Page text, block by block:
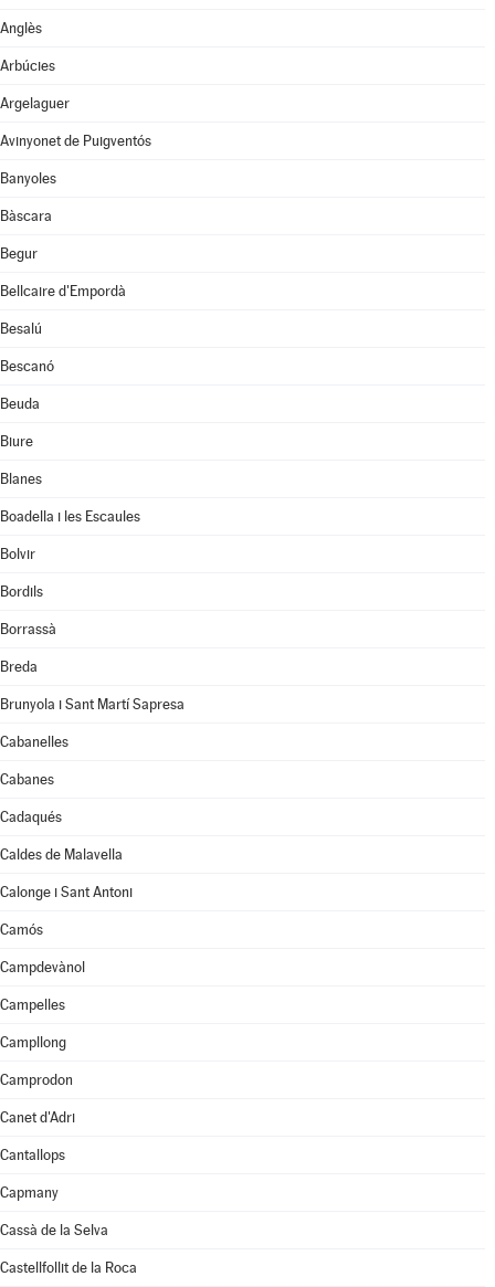
Anglès
Arbúcies
Argelaguer
Avinyonet de Puigventós
Banyoles
Bàscara
Begur
Bellcaire d'Empordà
Besalú
Bescanó
Beuda
Biure
Blanes
Boadella i les Escaules
Bolvir
Bordils
Borrassà
Breda
Brunyola i Sant Martí Sapresa
Cabanelles
Cabanes
Cadaqués
Caldes de Malavella
Calonge i Sant Antoni
Camós
Campdevànol
Campelles
Campllong
Camprodon
Canet d'Adri
Cantallops
Capmany
Cassà de la Selva
Castellfollit de la Roca